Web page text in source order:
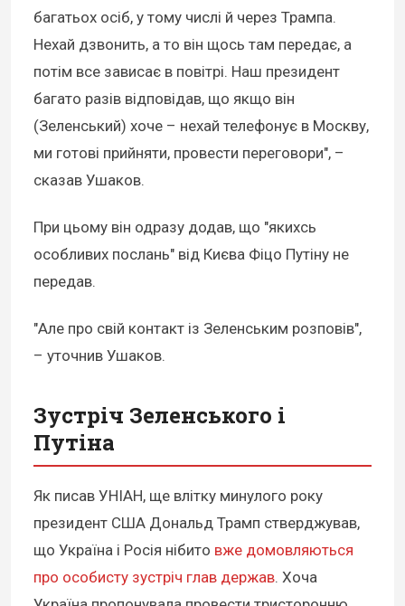
багатьох осіб, у тому числі й через Трампа.
Нехай дзвонить, а то він щось там передає, а
потім все зависає в повітрі. Наш президент
багато разів відповідав, що якщо він
(Зеленський) хоче – нехай телефонує в Москву,
ми готові прийняти, провести переговори", –
сказав Ушаков.
При цьому він одразу додав, що "якихсь
особливих послань" від Києва Фіцо Путіну не
передав.
"Але про свій контакт із Зеленським розповів",
– уточнив Ушаков.
Зустріч Зеленського і
Путіна
Як писав УНІАН, ще влітку минулого року
президент США Дональд Трамп стверджував,
що Україна і Росія нібито вже домовляються
про особисту зустріч глав держав. Хоча